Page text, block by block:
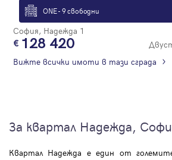
ONE - 9 свободни
София, Надежда 1
128 420
Вижте всички имоти в тази сграда
За квартал Надежда,
Квартал Надежда е един от